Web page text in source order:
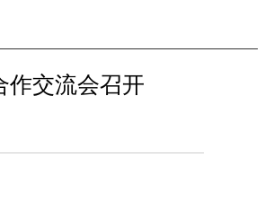
作交流会召开